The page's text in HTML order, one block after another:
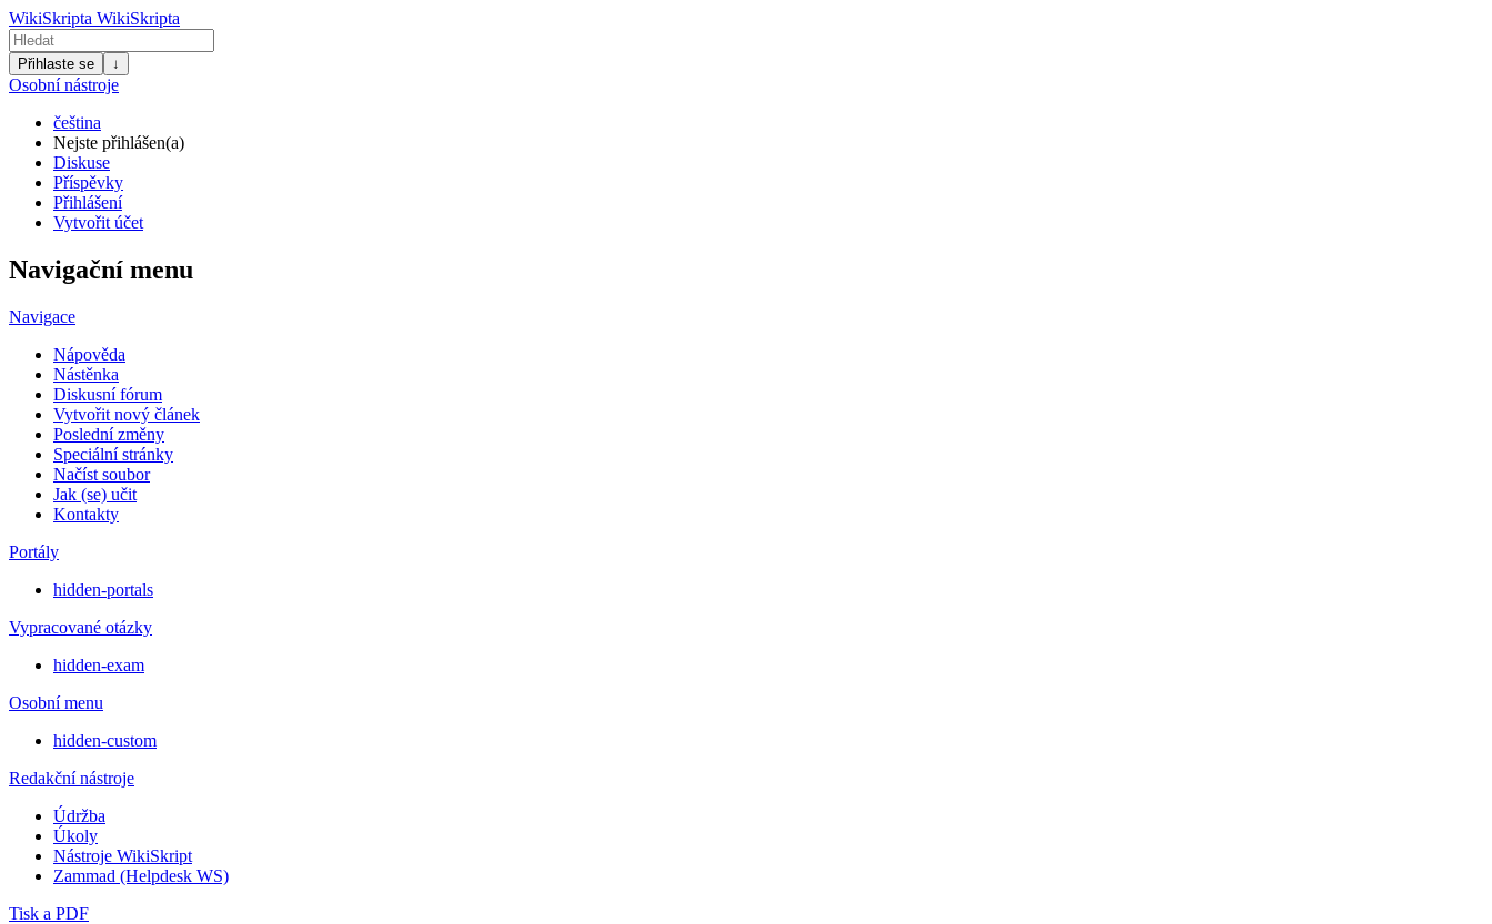
WikiSkripta WikiSkripta
Přihlaste se ↓
Osobní nástroje
čeština
Nejste přihlášen(a)
Diskuse
Příspěvky
Přihlášení
Vytvořit účet
Navigační menu
Navigace
Nápověda
Nástěnka
Diskusní fórum
Vytvořit nový článek
Poslední změny
Speciální stránky
Načíst soubor
Jak (se) učit
Kontakty
Portály
hidden-portals
Vypracované otázky
hidden-exam
Osobní menu
hidden-custom
Redakční nástroje
Údržba
Úkoly
Nástroje WikiSkript
Zammad (Helpdesk WS)
Tisk a PDF